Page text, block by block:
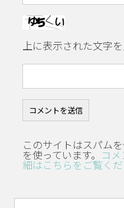
上に表示された文字を
このサイトはスパム
を使っています。 コ
細はこちらをご覧く